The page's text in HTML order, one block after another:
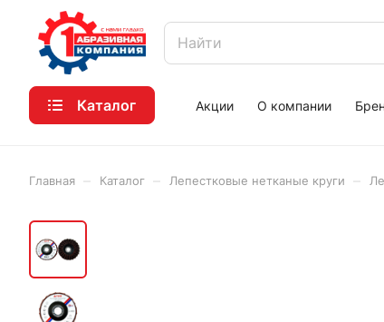
Каталог Акции О компании
Главная Каталог Лепестковые нетканые круги